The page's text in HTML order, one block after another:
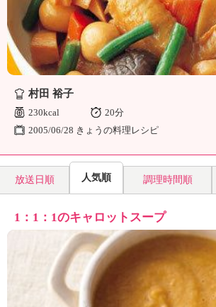
な
の
き
ょ
う
」
村田 裕子
230kcal
20分
2005/06/28 きょうの料理レシピ
放送日順 人気順 調理時間順
1：1：1のキャロットスープ